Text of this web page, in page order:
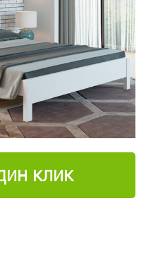
клик